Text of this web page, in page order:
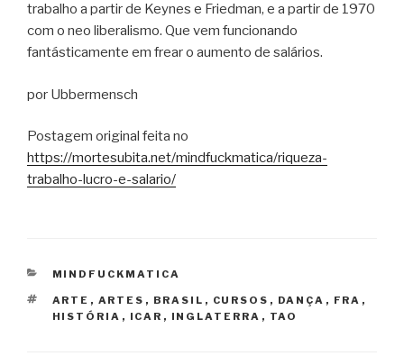
trabalho a partir de Keynes e Friedman, e a partir de 1970
com o neo liberalismo. Que vem funcionando
fantásticamente em frear o aumento de salários.
por Ubbermensch
Postagem original feita no
https://mortesubita.net/mindfuckmatica/riqueza-
trabalho-lucro-e-salario/
CATEGORIAS
MINDFUCKMATICA
TAGS
ARTE , ARTES , BRASIL , CURSOS , DANÇA , FRA ,
HISTÓRIA , ICAR , INGLATERRA , TAO